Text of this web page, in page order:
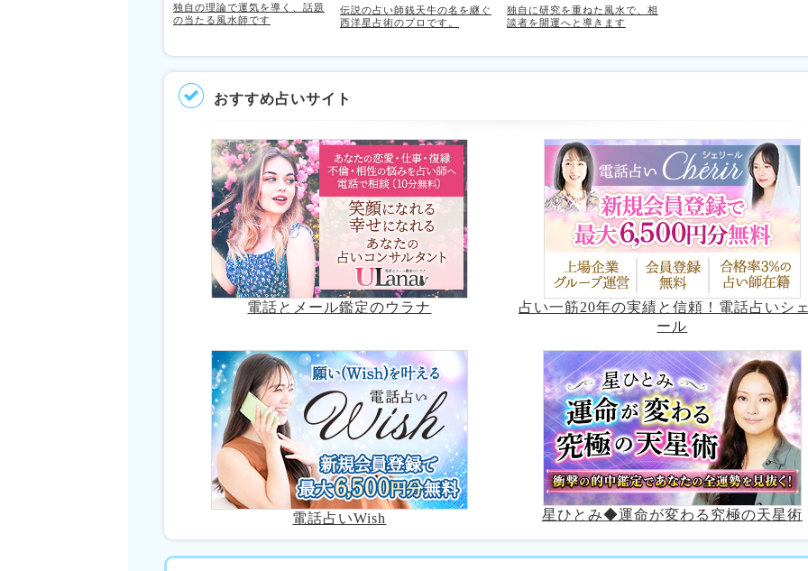
独自の理論で運気を導く、話題
の当たる風水師です
伝説の占い師銭天牛の名を継ぐ
西洋星占術のプロです。
独自に研究を重ねた風水で、相
談者を開運へと導きます
おすすめ占いサイト
電話とメール鑑定のウラナ
占い一筋20年の実績と信頼！電話占いシ
ール
電話占いWish 星ひとみ◆運命が変わる究極の天星術